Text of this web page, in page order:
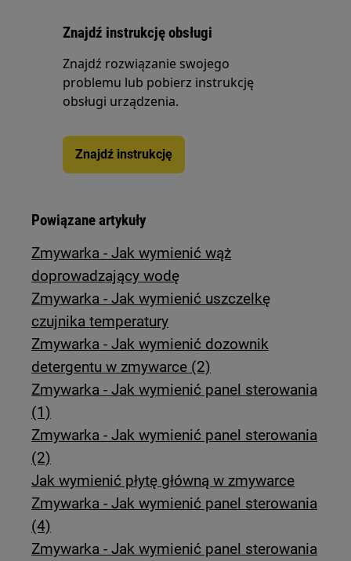
Znajdź instrukcję obsługi
Znajdź rozwiązanie swojego
problemu lub pobierz instrukcję
obsługi urządzenia.
Znajdź instrukcję
Powiązane artykuły
Zmywarka - Jak wymienić wąż
doprowadzający wodę
Zmywarka - Jak wymienić uszczelkę
czujnika temperatury
Zmywarka - Jak wymienić dozownik
detergentu w zmywarce (2)
Zmywarka - Jak wymienić panel sterowania
(1)
Zmywarka - Jak wymienić panel sterowania
(2)
Jak wymienić płytę główną w zmywarce
Zmywarka - Jak wymienić panel sterowania
(4)
Zmywarka - Jak wymienić panel sterowania